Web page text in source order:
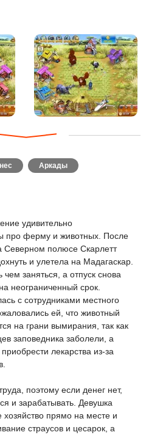
Аркады
удивительно
про ферму и животных. После
Северном полюсе Скарлетт
и улетела на Мадагаскар.
заняться, а отпуск снова
неограниченный срок.
с сотрудниками местного
ей, что животный
на грани вымирания, так как
заповедника заболели, а
лекарства из-за
поэтому если денег нет,
и зарабатывать. Девушка
прямо на месте и
страусов и цесарок, а